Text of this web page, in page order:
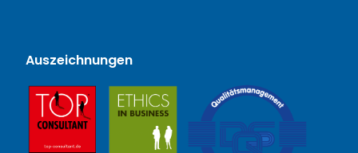
Auszeichnungen